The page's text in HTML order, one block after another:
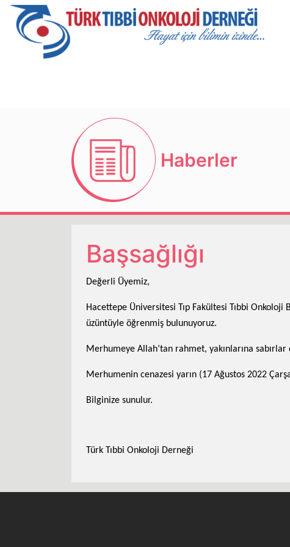
Haberler
Başsağlığı
Değerli Üyemiz,
Hacettepe Üniversitesi Tıp Fakültesi Tıbbi
üzüntüyle öğrenmiş bulunuyoruz.
Merhumeye Allah’tan rahmet, yakınlarına sabırlar
Merhumenin cenazesi yarın (17 Ağustos 2022
Bilginize sunulur.
Türk Tıbbi Onkoloji Derneği